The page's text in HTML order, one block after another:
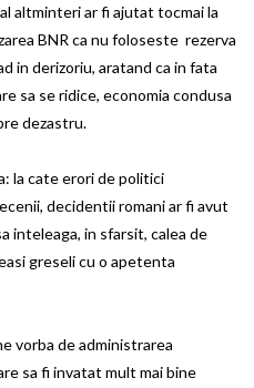
altminteri ar fi ajutat tocmai la
BNR ca nu foloseste rezerva
in derizoriu, aratand ca in fata
sa se ridice, economia condusa
dezastru.
la cate erori de politici
decidentii romani ar fi avut
inteleaga, in sfarsit, calea de
greseli cu o apetenta
vorba de administrarea
sa fi invatat mult mai bine